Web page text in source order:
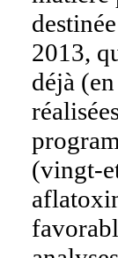
2013,
déjà
(vingt-